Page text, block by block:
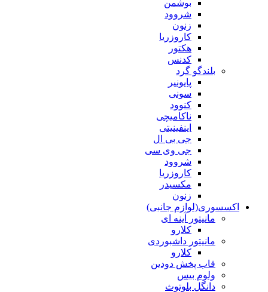
بوشمن
شروود
زنون
کاروزریا
هکتور
کدنس
بلندگو گرد
پایونیر
سونی
کنوود
ناکامیچی
اینفینیتی
جی بی ال
جی وی سی
شروود
کاروزریا
مکسیدر
زنون
اکسسوری(لوازم جانبی)
مانیتور آینه ای
کلارو
مانیتور داشبوردی
کلارو
قاب پخش دودین
ولوم بیس
دانگل بلوتوث